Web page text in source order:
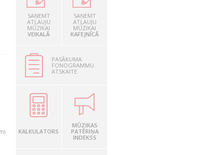
SAŅEMT
ATĻAUJU
MŪZIKAI
VEIKALĀ
SAŅEMT
ATĻAUJU
MŪZIKAI
KAFEJNĪCĀ
PASĀKUMA
FONOGRAMMU
ATSKAITE
KALKULATORS
MŪZIKAS
PATĒRIŅA
INDEKSS